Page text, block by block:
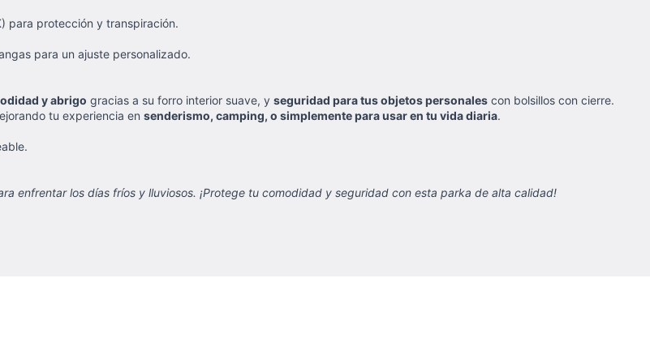
para protección y transpiración.
para un ajuste personalizado.
y abrigo gracias a su forro interior suave, y seguridad para tus objetos personales con bolsillos con cierre.
tu experiencia en senderismo, camping, o simplemente para usar en tu vida diaria.
enfrentar los días fríos y lluviosos. ¡Protege tu comodidad y seguridad con esta parka de alta calidad!